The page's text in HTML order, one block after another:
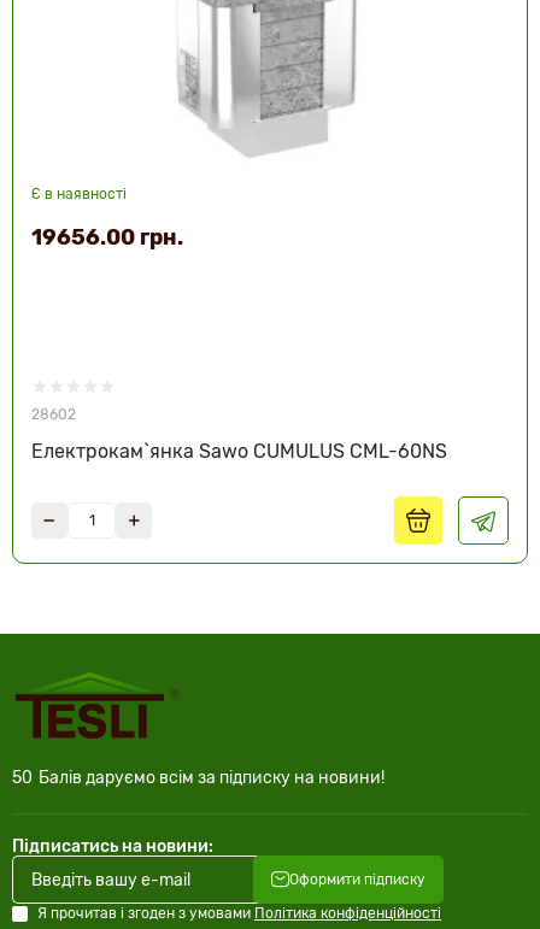
Є в наявності
28602
Електрокам`янка Sawo CUMULUS CML-60NS
19656.00 грн.
50 Балів даруємо всім за підписку на новини!
Підписатись на новини:
Оформити підписку
Я прочитав і згоден з умовами Політика конфіденційності